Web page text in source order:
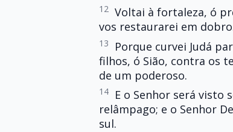
12 Voltai à fortaleza, ó
vos restaurarei em
13
Porque curvei Judá
filhos, ó Sião, contra os
de um poderoso.
14
E o Senhor será visto
relâmpago; e o Senhor
sul.